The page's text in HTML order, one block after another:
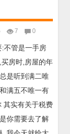
7 0
不管是一手房
房时,房屋的年
是听到满二唯
满五不唯一有
其实有关于税费
你需要去了解